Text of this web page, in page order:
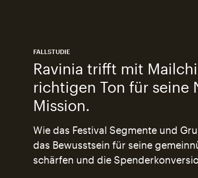
FALLSTUDIE
Ravinia trifft mit
richtigen Ton für seine
Mission.
Wie das Festival Segmente und
das Bewusstsein für seine
schärfen und die